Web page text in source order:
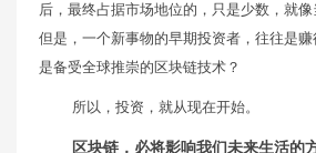
后，最终占据市场地位的，只是少数，就像
但是，一个新事物的早期投资者，往往是
是备受全球推崇的区块链技术？
所以，投资，就从现在开始。
区块链，必将影响我们未来生活的